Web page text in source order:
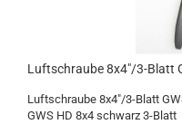
Luftschraube 8x4"/3-Blatt
Luftschraube 8x4"/3-Blatt
GWS HD 8x4 schwarz 3-Blatt